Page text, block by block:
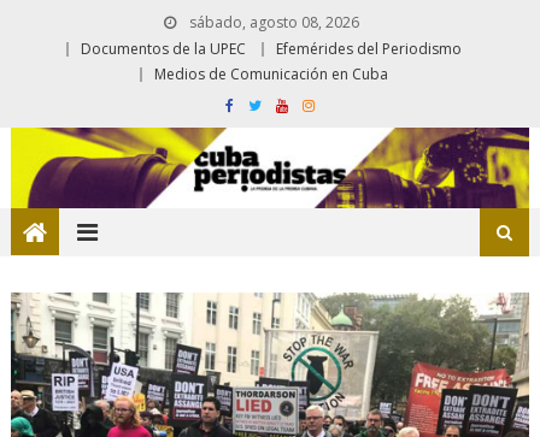
sábado, agosto 08, 2026
Documentos de la UPEC
Efemérides del Periodismo
Medios de Comunicación en Cuba